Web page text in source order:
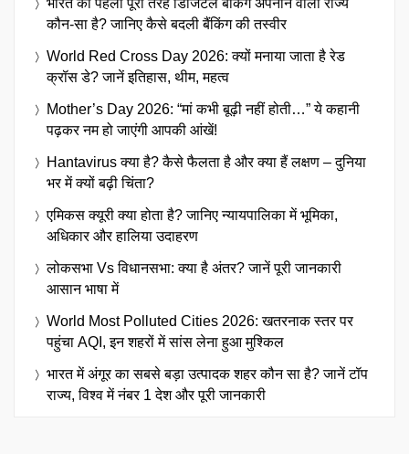
भारत का पहला पूरी तरह डिजिटल बैंकिंग अपनाने वाला राज्य
कौन-सा है? जानिए कैसे बदली बैंकिंग की तस्वीर
World Red Cross Day 2026: क्यों मनाया जाता है रेड
क्रॉस डे? जानें इतिहास, थीम, महत्व
Mother’s Day 2026: “मां कभी बूढ़ी नहीं होती…” ये कहानी
पढ़कर नम हो जाएंगी आपकी आंखें!
Hantavirus क्या है? कैसे फैलता है और क्या हैं लक्षण – दुनिया
भर में क्यों बढ़ी चिंता?
एमिकस क्यूरी क्या होता है? जानिए न्यायपालिका में भूमिका,
अधिकार और हालिया उदाहरण
लोकसभा Vs विधानसभा: क्या है अंतर? जानें पूरी जानकारी
आसान भाषा में
World Most Polluted Cities 2026: खतरनाक स्तर पर
पहुंचा AQI, इन शहरों में सांस लेना हुआ मुश्किल
भारत में अंगूर का सबसे बड़ा उत्पादक शहर कौन सा है? जानें टॉप
राज्य, विश्व में नंबर 1 देश और पूरी जानकारी